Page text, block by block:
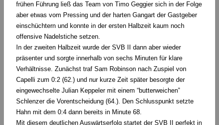
frühen Führung ließ das Team von Timo Geggier sich in der Folge
aber etwas vom Pressing und der harten Gangart der Gastgeber
einschüchtern und konnte in der ersten Halbzeit kaum noch
offensive Nadelstiche setzen.
In der zweiten Halbzeit wurde der SVB II dann aber wieder
präsenter und sorgte innerhalb von sechs Minuten für klare
Verhältnisse. Zunächst traf Sam Robinson nach Zuspiel von
Capelli zum 0:2 (62.) und nur kurze Zeit später besorgte der
eingewechselte Julian Keppeler mit einem “butterweichen”
Schlenzer die Vorentscheidung (64.). Den Schlusspunkt setzte
Hahn mit dem 0:4 dann bereits in Minute 68.
Mit diesem deutlichen Auswärtserfolg startet der SVB II perfekt in